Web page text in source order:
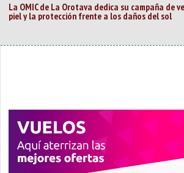
La OMIC de La Orotava dedica su campaña de
piel y la protección frente a los daños del sol